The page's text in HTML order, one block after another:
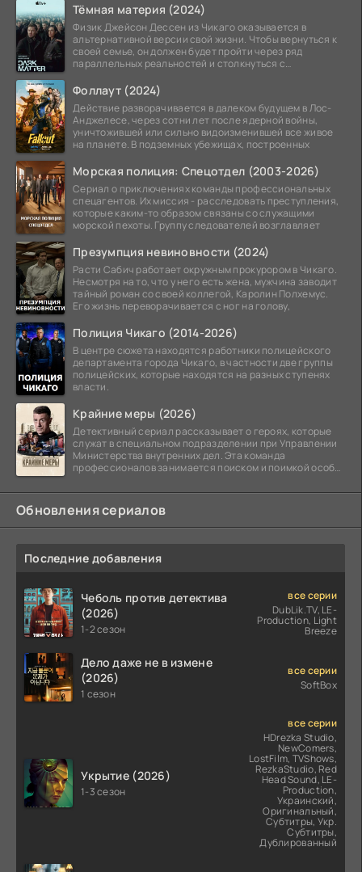
Тёмная материя (2024)
Физик Джейсон Дессен из Чикаго оказывается в
альтернативной версии свой жизни. Чтобы вернуться к
своей семье, он должен будет пройти через ряд
параллельных реальностей и столкнуться с
Фоллаут (2024)
Действие разворачивается в далеком будущем в Лос-
Анджелесе, через сотни лет после ядерной войны,
уничтожившей или сильно видоизменившей все живое
на планете. В подземных убежищах, построенных
Морская полиция: Спецотдел (2003-2026)
Сериал о приключениях команды профессиональных
спецагентов. Их миссия - расследовать преступления,
которые каким-то образом связаны со служащими
морской пехоты. Группу следователей возглавляет
Презумпция невиновности (2024)
Расти Сабич работает окружным прокурором в Чикаго.
Несмотря на то, что у него есть жена, мужчина заводит
тайный роман со своей коллегой, Каролин Полхемус.
Его жизнь переворачивается с ног на голову,
Полиция Чикаго (2014-2026)
В центре сюжета находятся работники полицейского
департамента города Чикаго, в частности две группы
полицейских, которые находятся на разных ступенях
власти.
Крайние меры (2026)
Детективный сериал рассказывает о героях, которые
служат в специальном подразделении при Управлении
Министерства внутренних дел. Эта команда
профессионалов занимается поиском и поимкой особо
Обновления сериалов
Последние добавления
Чеболь против детектива
(2026)
1-2 сезон
все серии
DubLik.TV, LE-
Production, Light
Breeze
Дело даже не в измене
(2026)
1 сезон
все серии
SoftBox
Укрытие (2026)
1-3 сезон
все серии
HDrezka Studio,
NewComers,
LostFilm, TVShows,
RezkaStudio, Red
Head Sound, LE-
Production,
Украинский,
Оригинальный,
Субтитры, Укр.
Субтитры,
Дублированный